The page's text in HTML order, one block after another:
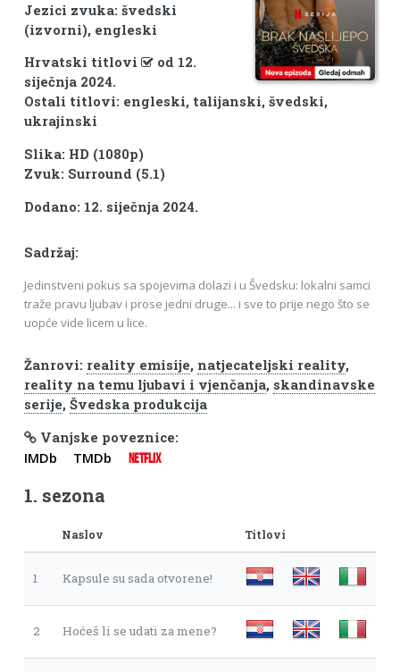
Jezici zvuka: švedski
(izvorni), engleski
Hrvatski titlovi
od 12.
siječnja 2024.
Ostali titlovi: engleski, talijanski, švedski,
ukrajinski
Slika: HD (1080p)
Zvuk: Surround (5.1)
Dodano: 12. siječnja 2024.
Sadržaj:
Jedinstveni pokus sa spojevima dolazi i u Švedsku: lokalni samci
traže pravu ljubav i prose jedni druge... i sve to prije nego što se
uopće vide licem u lice.
Žanrovi: reality emisije, natjecateljski reality,
reality na temu ljubavi i vjenčanja, skandinavske
serije, Švedska produkcija
Vanjske poveznice:
IMDb TMDb NETFLIX
1. sezona
Naslov Titlovi
1 Kapsule su sada otvorene!
2 Hoćeš li se udati za mene?